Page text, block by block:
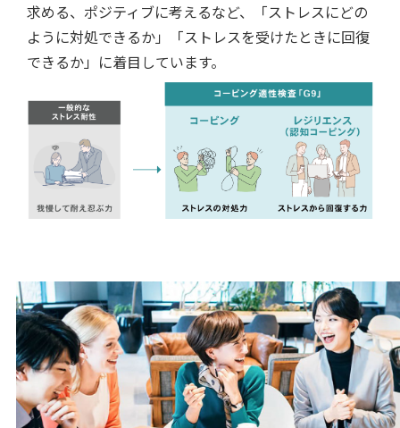
求める、ポジティブに考えるなど、「ストレスにどの
ように対処できるか」「ストレスを受けたときに回復
できるか」に着目しています。